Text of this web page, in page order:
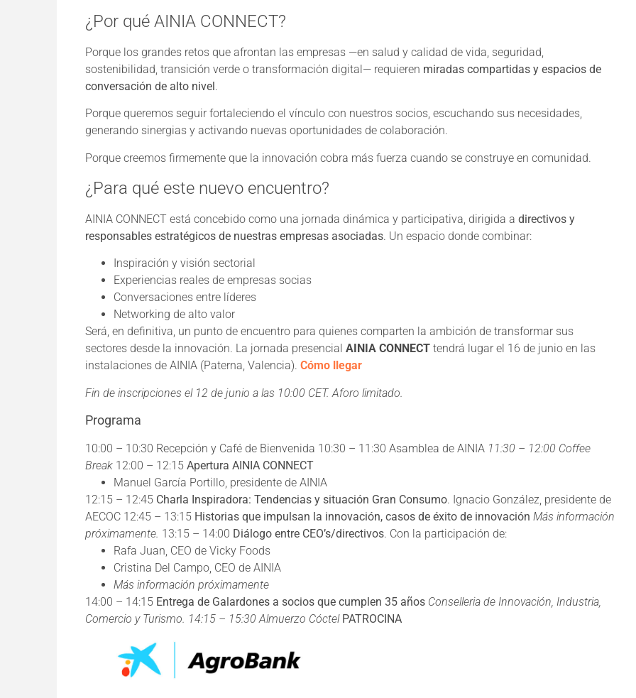
¿Por qué AINIA CONNECT?
Porque los grandes retos que afrontan las empresas —en salud y calidad de vida, seguridad,
sostenibilidad, transición verde o transformación digital— requieren miradas compartidas y espacios de
conversación de alto nivel.
Porque queremos seguir fortaleciendo el vínculo con nuestros socios, escuchando sus necesidades,
generando sinergias y activando nuevas oportunidades de colaboración.
Porque creemos firmemente que la innovación cobra más fuerza cuando se construye en comunidad.
¿Para qué este nuevo encuentro?
AINIA CONNECT está concebido como una jornada dinámica y participativa, dirigida a directivos y
responsables estratégicos de nuestras empresas asociadas. Un espacio donde combinar:
Inspiración y visión sectorial
Experiencias reales de empresas socias
Conversaciones entre líderes
Networking de alto valor
Será, en definitiva, un punto de encuentro para quienes comparten la ambición de transformar sus
sectores desde la innovación. La jornada presencial AINIA CONNECT tendrá lugar el 16 de junio en las
instalaciones de AINIA (Paterna, Valencia). Cómo llegar
Fin de inscripciones el 12 de junio a las 10:00 CET. Aforo limitado.
Programa
10:00 – 10:30 Recepción y Café de Bienvenida 10:30 – 11:30 Asamblea de AINIA 11:30 – 12:00 Coffee
Break 12:00 – 12:15 Apertura AINIA CONNECT
Manuel García Portillo, presidente de AINIA
12:15 – 12:45 Charla Inspiradora: Tendencias y situación Gran Consumo. Ignacio González, presidente de
AECOC 12:45 – 13:15 Historias que impulsan la innovación, casos de éxito de innovación Más información
próximamente. 13:15 – 14:00 Diálogo entre CEO’s/directivos. Con la participación de:
Rafa Juan, CEO de Vicky Foods
Cristina Del Campo, CEO de AINIA
Más información próximamente
14:00 – 14:15 Entrega de Galardones a socios que cumplen 35 años Conselleria de Innovación, Industria,
Comercio y Turismo. 14:15 – 15:30 Almuerzo Cóctel PATROCINA